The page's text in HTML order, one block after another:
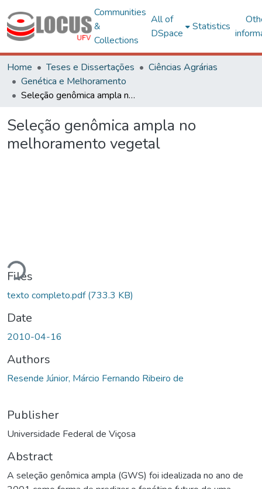
Communities
&
Collections
All of
DSpace
Statistics
Home Teses e Dissertações
Ciências Agrárias
Genética e Melhoramento
Seleção genômica ampla no melhoramento vegetal
Seleção genômica ampla no
melhoramento vegetal
Loading...
Files
texto completo.pdf(733.3 KB)
Date
2010-04-16
Authors
Resende Júnior, Márcio Fernando Ribeiro de
Publisher
Universidade Federal de Viçosa
Abstract
A seleção genômica ampla (GWS) foi idealizada no ano de